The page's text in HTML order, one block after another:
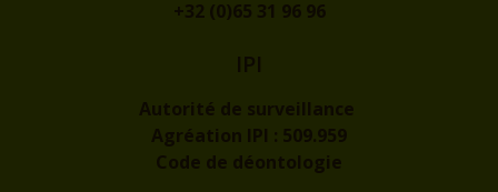
+32 (0)65 31 96 96
IPI
Autorité de surveillance
Agréation IPI : 509.959
Code de déontologie